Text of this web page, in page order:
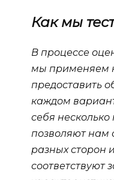
Как мы
В процессе
мы применяем
предоставить
каждом
себя
позволяют нам
разных сторон
соответствуют